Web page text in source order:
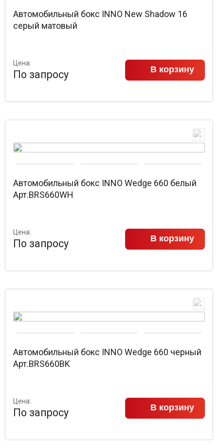
Автомобильный бокс INNO New Shadow 16
серый матовый
Цена:
По запросу В корзину
Автомобильный бокс INNO Wedge 660 белый
Арт.BRS660WH
Цена:
По запросу В корзину
Автомобильный бокс INNO Wedge 660 черный
Арт.BRS660BK
Цена:
По запросу В корзину